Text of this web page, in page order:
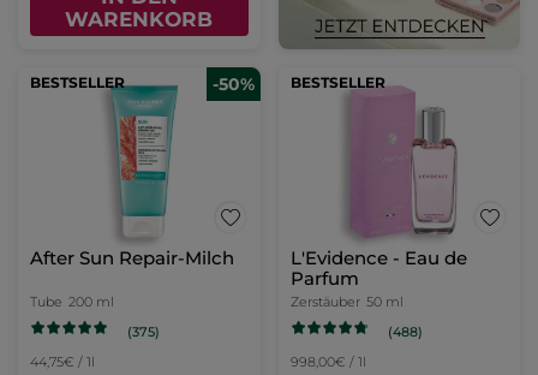
WARENKORB
BESTSELLER -50%
After Sun Repair-Milch
Tube 200 ml
(375)
44,75€ / 1l
BESTSELLER
L'Evidence - Eau de
Parfum
Zerstäuber 50 ml
(488)
998,00€ / 1l